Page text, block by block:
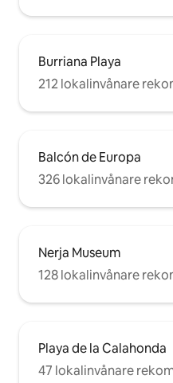
Burriana Playa
212 lokalinvånare
Balcón de Europa
326 lokalinvånare
Nerja Museum
128 lokalinvånare
Playa de la Calahonda
47 lokalinvånare